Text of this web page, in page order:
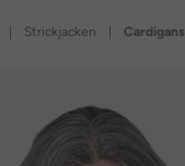
Strickjacken Cardigans